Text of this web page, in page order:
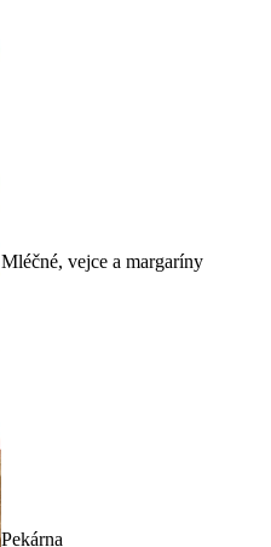
Mléčné, vejce a margaríny
Pekárna